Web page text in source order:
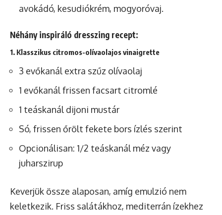
avokádó, kesudiókrém, mogyoróvaj.
Néhány inspiráló dresszing recept:
1. Klasszikus citromos-olívaolajos vinaigrette
3 evőkanál extra szűz olívaolaj
1 evőkanál frissen facsart citromlé
1 teáskanál dijoni mustár
Só, frissen őrölt fekete bors ízlés szerint
Opcionálisan: 1/2 teáskanál méz vagy
juharszirup
Keverjük össze alaposan, amíg emulzió nem
keletkezik. Friss salátákhoz, mediterrán ízekhez